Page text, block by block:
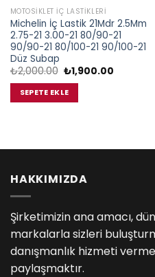
MOTOSIKLET İÇ LASTIKLERI
Michelin İç Lastik 21Mdr 2.5Mm
2.75-21 3.00-21 80/90-21
90/90-21 80/100-21 90/100-21
Düz Subap
₺2,000.00 Orijinal
fiyat:
₺2,000.00.
₺1,900.00Şu
SEPETE EKLE
HAKKIMIZDA
Şirketimizin ana amacı,
markalarla sizleri
danışmanlık hizmeti
paylaşmaktır.